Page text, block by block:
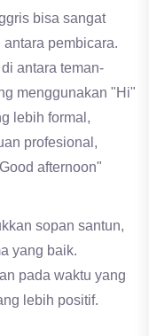
bisa sangat
pembicara.
antara teman-
menggunakan "Hi"
lebih formal,
profesional,
afternoon"
sopan santun,
yang baik.
pada waktu yang
lebih positif.